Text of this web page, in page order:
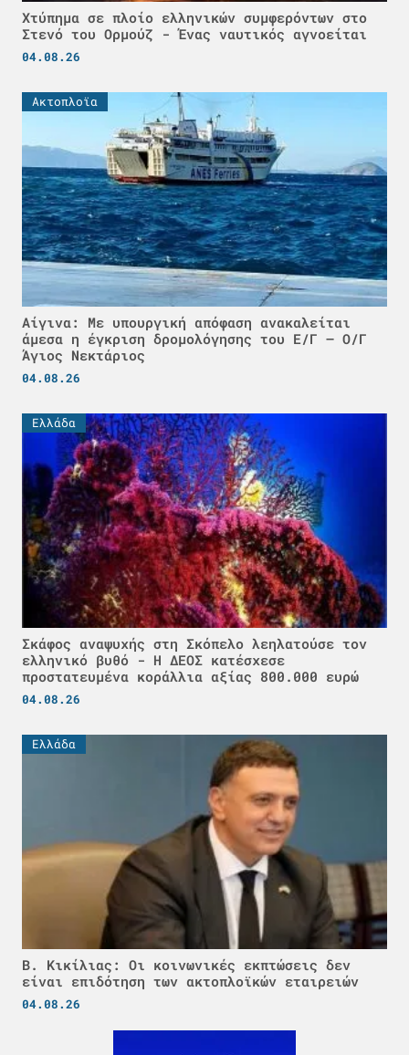
Χτύπημα σε πλοίο ελληνικών συμφερόντων στο
Στενό του Ορμούζ - Ένας ναυτικός αγνοείται
04.08.26
Ακτοπλοϊα
Αίγινα: Με υπουργική απόφαση ανακαλείται
άμεσα η έγκριση δρομολόγησης του Ε/Γ – Ο/Γ
Άγιος Νεκτάριος
04.08.26
Ελλάδα
Σκάφος αναψυχής στη Σκόπελο λεηλατούσε τον
ελληνικό βυθό - H ΔΕΟΣ κατέσχεσε
προστατευμένα κοράλλια αξίας 800.000 ευρώ
04.08.26
Ελλάδα
Β. Κικίλιας: Οι κοινωνικές εκπτώσεις δεν
είναι επιδότηση των ακτοπλοϊκών εταιρειών
04.08.26